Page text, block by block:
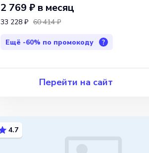
2 769 ₽ в месяц
33 228 ₽ 60 414 ₽
Ещё -60% по промокоду ?
Перейти на сайт
4.7